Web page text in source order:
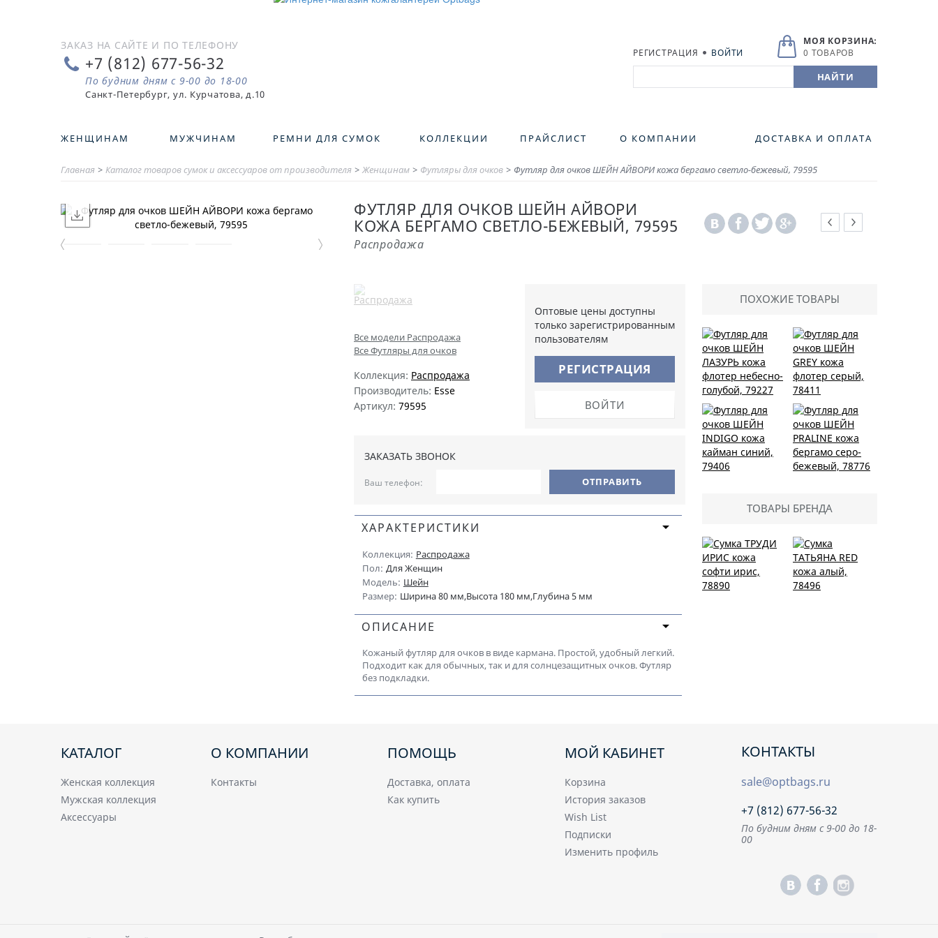
ЗАКАЗ НА САЙТЕ И ПО ТЕЛЕФОНУ
+7 (812) 677-56-32
По будним дням с 9-00 до 18-00
РЕГИСТРАЦИЯ ВОЙТИ
МОЯ КОРЗИНА:
0 ТОВАРОВ
ЖЕНЩИНАМ МУЖЧИНАМ РЕМНИ ДЛЯ СУМОК КОЛЛЕКЦИИ ПРАЙСЛИСТ О КОМПАНИИ ДОСТАВКА И ОПЛАТА
Главная > Каталог товаров сумок и аксессуаров от производителя > Женщинам > Футляры для очков > Футляр для очков ШЕЙН АЙВОРИ кожа бергамо светло-бежевый, 79595
ФУТЛЯР ДЛЯ ОЧКОВ ШЕЙН АЙВОРИ
КОЖА БЕРГАМО СВЕТЛО-БЕЖЕВЫЙ, 79595
Распродажа
Все модели Распродажа
Все Футляры для очков
Коллекция: Распродажа
Производитель: Esse
Артикул: 79595
Оптовые цены доступны
только зарегистрированным
пользователям
РЕГИСТРАЦИЯ
ВОЙТИ
ЗАКАЗАТЬ ЗВОНОК
Ваш телефон:
ХАРАКТЕРИСТИКИ
Коллекция: Распродажа
Пол: Для Женщин
Модель: Шейн
Размер: Ширина 80 мм,Высота 180 мм,Глубина 5 мм
ОПИСАНИЕ
Кожаный футляр для очков в виде кармана. Простой, удобный легкий.
Подходит как для обычных, так и для солнцезащитных очков. Футляр
без подкладки.
ПОХОЖИЕ ТОВАРЫ
Футляр для очков
ШЕЙН ЛАЗУРЬ кожа
флотер небесно-
голубой, 79227
Футляр для очков
ШЕЙН GREY кожа
флотер серый,
78411
ШЕЙН INDIGO кожа
ШЕЙН PRALINE кожа
ТОВАРЫ БРЕНДА
КАТАЛОГ
Женская коллекция
Мужская коллекция
Аксессуары
О КОМПАНИИ
Контакты
ПОМОЩЬ
Доставка, оплата
Как купить
МОЙ КАБИНЕТ
Корзина
История заказов
Wish List
Подписки
Изменить профиль
КОНТАКТЫ
sale@optbags.ru
+7 (812) 677-56-32
По будним дням с 9-00 до 18-
00